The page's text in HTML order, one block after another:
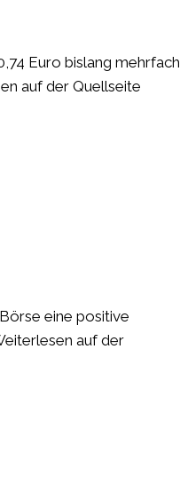
Euro bislang mehrfach
auf der Quellseite
eine positive
auf der